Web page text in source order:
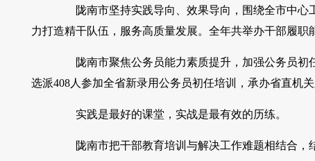
陇南市坚持实践导向、效果导向，围绕全市中心
力打造精干队伍，服务高质量发展。全年共举办干部履职
陇南市聚焦公务员能力素质提升，加强公务员初
选派408人参加全省新录用公务员初任培训，承办省直机
实践是最好的课堂，实战是最有效的历练。
陇南市把干部教育培训与解决工作难题相结合，